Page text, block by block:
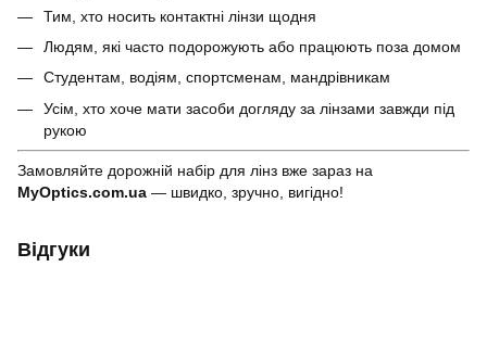
Тим, хто носить контактні лінзи щодня
Людям, які часто подорожують або працюють поза домом
Студентам, водіям, спортсменам, мандрівникам
Усім, хто хоче мати засоби догляду за лінзами завжди під
рукою
Замовляйте дорожній набір для лінз вже зараз на
MyOptics.com.ua — швидко, зручно, вигідно!
Відгуки